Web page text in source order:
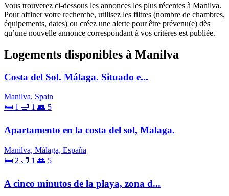
Vous trouverez ci-dessous les annonces les plus récentes à Manilva.
Pour affiner votre recherche, utilisez les filtres (nombre de chambres,
équipements, dates) ou créez une alerte pour être prévenu(e) dès
qu’une nouvelle annonce correspondant à vos critères est publiée.
Logements disponibles à Manilva
Costa del Sol. Málaga. Situado e...
Manilva, Spain
🛏 1 🛁 1 👥 5
Apartamento en la costa del sol, Malaga.
Manilva, Málaga, España
🛏 2 🛁 1 👥 5
A cinco minutos de la playa, zona d...